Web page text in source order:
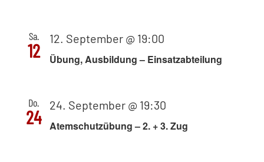
Sa.
12
12. September @ 19:00
Übung, Ausbildung – Einsatzabteilung
Do.
24
24. September @ 19:30
Atemschutzübung – 2. + 3. Zug